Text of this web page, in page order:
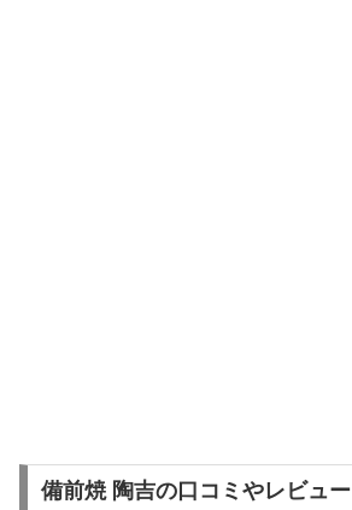
備前焼 陶吉の口コミやレビュー